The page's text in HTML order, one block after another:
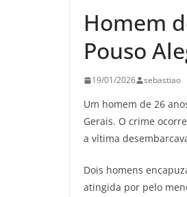
Homem
Pouso
19/01/2026 sebastiao
Um homem de 26
Gerais. O crime
a vítima
Dois homens
atingida por pelo